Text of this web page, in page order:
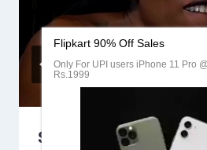
Sirtii aniga iyo